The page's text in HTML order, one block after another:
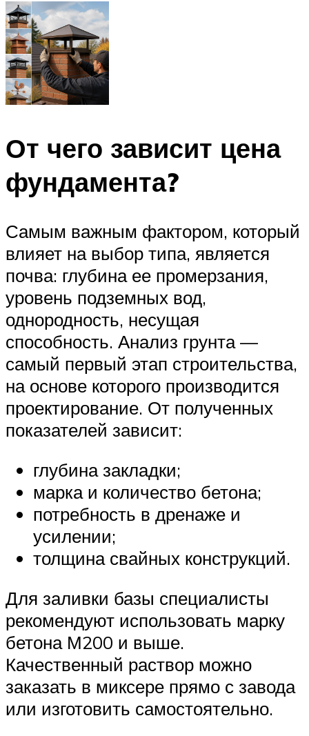
От чего зависит цена
фундамента?
Самым важным фактором, который
влияет на выбор типа, является
почва: глубина ее промерзания,
уровень подземных вод,
однородность, несущая
способность. Анализ грунта —
самый первый этап строительства,
на основе которого производится
проектирование. От полученных
показателей зависит:
глубина закладки;
марка и количество бетона;
потребность в дренаже и
усилении;
толщина свайных конструкций.
Для заливки базы специалисты
рекомендуют использовать марку
бетона М200 и выше.
Качественный раствор можно
заказать в миксере прямо с завода
или изготовить самостоятельно.